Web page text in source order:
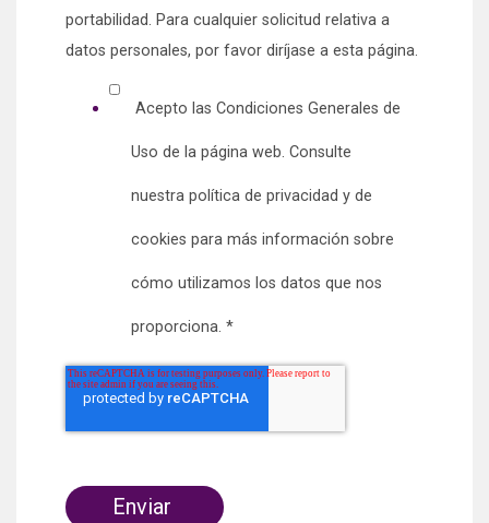
portabilidad. Para cualquier solicitud relativa a
datos personales, por favor diríjase a esta página.
Acepto las Condiciones Generales de
Uso de la página web. Consulte
nuestra política de privacidad y de
cookies para más información sobre
cómo utilizamos los datos que nos
proporciona. *